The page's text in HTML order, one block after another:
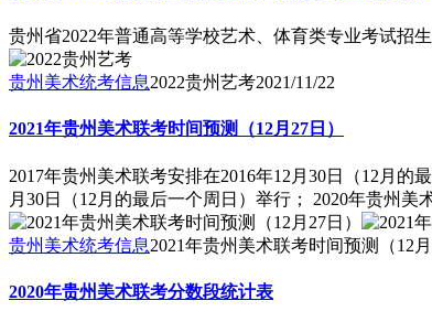
贵州省2022年普通高等学校艺术、体育类专业考试招
贵州美术统考信息2022贵州艺考2021/11/22
2021年贵州美术联考时间预测（12月27日）
2017年贵州美术联考安排在2016年12月30日（12月的
月30日（12月的最后一个周日）举行； 2020年贵州美
贵州美术统考信息2021年贵州美术联考时间预测（12月
2020年贵州美术联考分数段统计表